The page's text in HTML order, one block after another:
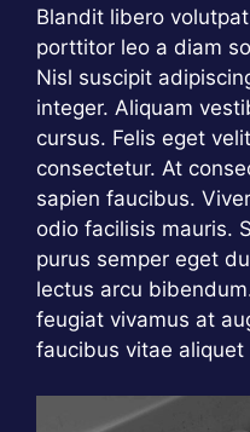
Blandit libero
porttitor leo a diam
Nisl suscipit
integer. Aliquam
cursus. Felis eget
consectetur. At
sapien faucibus.
odio facilisis mauris.
purus semper eget
lectus arcu
feugiat vivamus at
faucibus vitae